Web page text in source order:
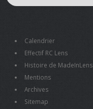
Calendrier
Effectif RC Lens
Histoire de MadeInLens
Mentions
Archives
Sitemap